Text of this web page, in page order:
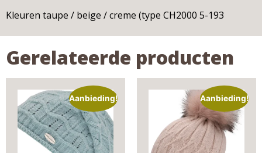
Kleuren taupe / beige / creme (type CH2000 5-193
Gerelateerde producten
Aanbieding! Aanbieding!